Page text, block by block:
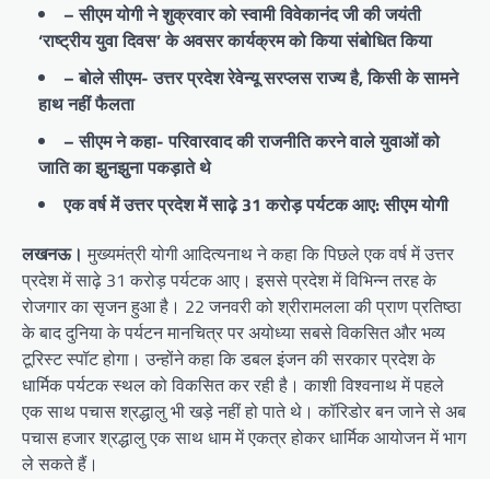
– सीएम योगी ने शुक्रवार को स्वामी विवेकानंद जी की जयंती
‘राष्ट्रीय युवा दिवस’ के अवसर कार्यक्रम को किया संबोधित किया
– बोले सीएम- उत्तर प्रदेश रेवेन्यू सरप्लस राज्य है, किसी के सामने
हाथ नहीं फैलता
– सीएम ने कहा- परिवारवाद की राजनीति करने वाले युवाओं को
जाति का झुनझुना पकड़ाते थे
एक वर्ष में उत्तर प्रदेश में साढ़े 31 करोड़ पर्यटक आए: सीएम योगी
लखनऊ। मुख्यमंत्री योगी आदित्यनाथ ने कहा कि पिछले एक वर्ष में उत्तर
प्रदेश में साढ़े 31 करोड़ पर्यटक आए। इससे प्रदेश में विभिन्न तरह के
रोजगार का सृजन हुआ है। 22 जनवरी को श्रीरामलला की प्राण प्रतिष्ठा
के बाद दुनिया के पर्यटन मानचित्र पर अयोध्या सबसे विकसित और भव्य
टूरिस्ट स्पॉट होगा। उन्होंने कहा कि डबल इंजन की सरकार प्रदेश के
धार्मिक पर्यटक स्थल को विकसित कर रही है। काशी विश्वनाथ में पहले
एक साथ पचास श्रद्धालु भी खड़े नहीं हो पाते थे। कॉरिडोर बन जाने से अब
पचास हजार श्रद्धालु एक साथ धाम में एकत्र होकर धार्मिक आयोजन में भाग
ले सकते हैं।